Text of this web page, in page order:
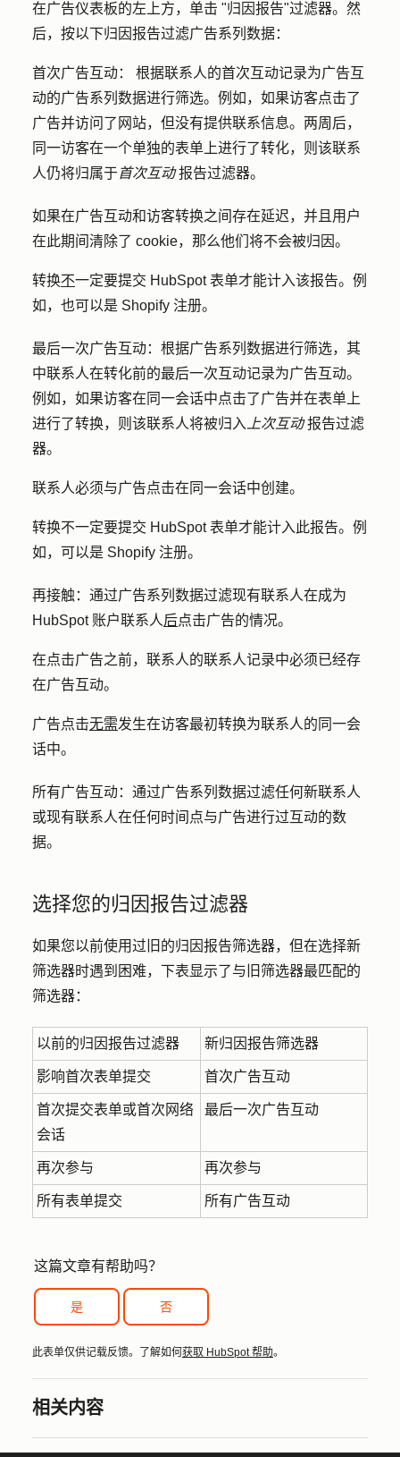
在广告仪表板的左上方，单击 "归因报告"过滤器。然
后，按以下归因报告过滤广告系列数据：
首次广告互动： 根据联系人的首次互动记录为广告互
动的广告系列数据进行筛选。例如，如果访客点击了
广告并访问了网站，但没有提供联系信息。两周后，
同一访客在一个单独的表单上进行了转化，则该联系
人仍将归属于首次互动报告过滤器。
如果在广告互动和访客转换之间存在延迟，并且用户
在此期间清除了 cookie，那么他们将不会被归因。
转换不一定要提交 HubSpot 表单才能计入该报告。例
如，也可以是 Shopify 注册。
最后一次广告互动： 根据广告系列数据进行筛选，其
中联系人在转化前的最后一次互动记录为广告互动。
例如，如果访客在同一会话中点击了广告并在表单上
进行了转换，则该联系人将被归入 上次互动报告过滤
器。
联系人必须与广告点击在同一会话中创建。
转换不一定要提交 HubSpot 表单才能计入此报告。例
如，可以是 Shopify 注册。
再接触： 通过广告系列数据过滤现有联系人在成为
HubSpot 账户联系人后点击广告的情况。
在点击广告之前，联系人的联系人记录中必须已经存
在广告互动。
广告点击无需发生在访客最初转换为联系人的同一会
话中。
所有广告互动： 通过广告系列数据过滤任何新联系人
或现有联系人在任何时间点与广告进行过互动的数
据。
选择您的归因报告过滤器
如果您以前使用过旧的归因报告筛选器，但在选择新
筛选器时遇到困难，下表显示了与旧筛选器最匹配的
筛选器：
以前的归因报告过滤器 新归因报告筛选器
影响首次表单提交 首次广告互动
首次提交表单或首次网络
会话
最后一次广告互动
再次参与 再次参与
所有表单提交 所有广告互动
这篇文章有帮助吗？
是 否
此表单仅供记载反馈。了解如何 获取 HubSpot 帮助。
相关内容